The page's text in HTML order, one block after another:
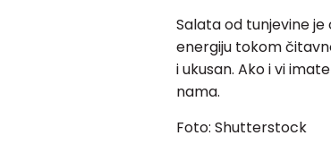
Salata od tunjevine
energiju tokom
i ukusan. Ako i vi
nama.
Foto: Shutterstock